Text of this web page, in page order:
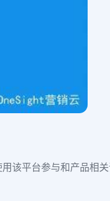
该平台参与和产品相